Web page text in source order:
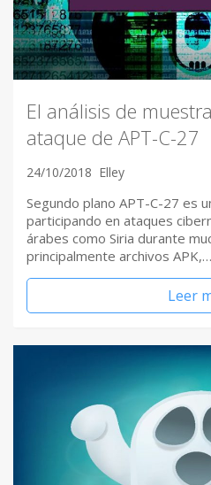
El análisis de
ataque de APT-C-27
24/10/2018 Elley
Segundo plano APT-C-27 es
participando en ataques
árabes como Siria durante
principalmente archivos APK,…
Leer